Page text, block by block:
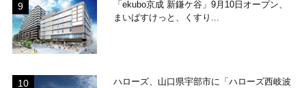
「ekubo京成 新鎌ケ谷」9月10日オープン、
まいばすけっと、くすり...
ハローズ、山口県宇部市に「ハローズ西岐波